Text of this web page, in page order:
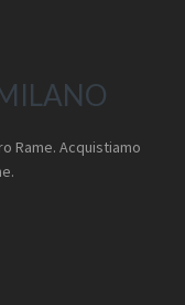
Rame. Acquistiamo